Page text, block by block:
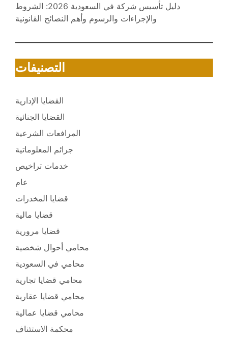
دليل تأسيس شركة في السعودية 2026: الشروط
والإجراءات والرسوم وأهم النصائح القانونية
التصنيفات
القضايا الإدارية
القضايا الجنائية
المرافعات الشرعية
جرائم المعلوماتية
خدمات تراخيص
عام
قضايا المخدرات
قضايا مالية
قضايا مرورية
محامي أحوال شخصية
محامي في السعودية
محامي قضايا تجارية
محامي قضايا عقارية
محامي قضايا عمالية
محكمة الاستئناف